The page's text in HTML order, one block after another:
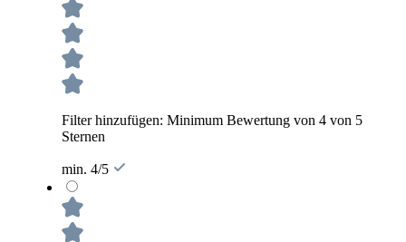
Filter hinzufügen: Minimum Bewertung von 4 von 5
Sternen
min. 4/5